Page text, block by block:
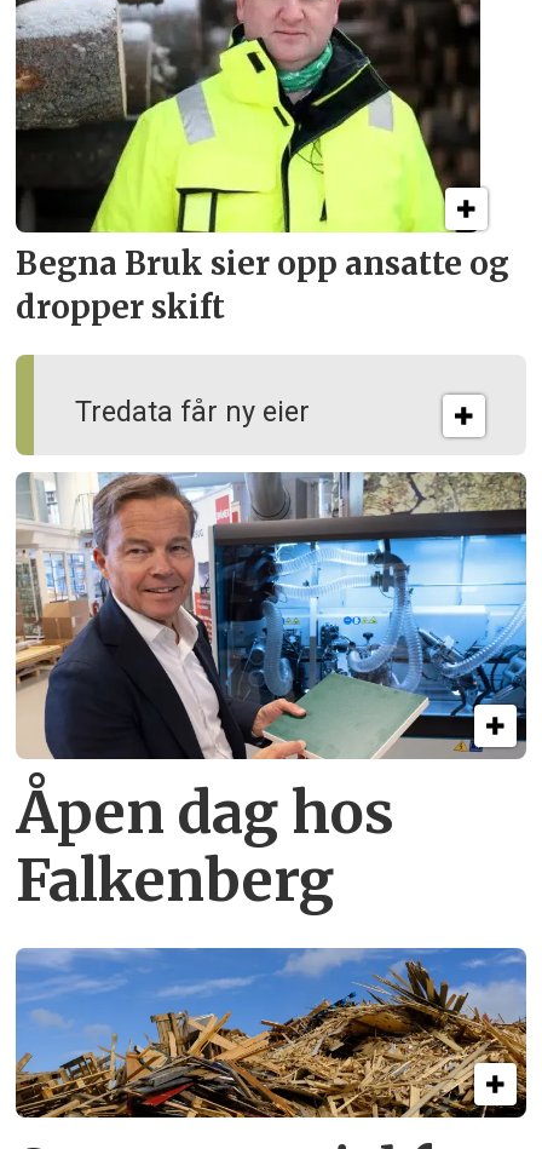
Tredata får ny eier
Begna Bruk sier opp ansatte og
dropper skift
Åpen dag hos
Falkenberg